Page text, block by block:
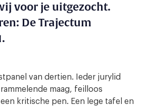
voor je uitgezocht.
De Trajectum
van dertien. Ieder jurylid
maag, feilloos
kritische pen. Een lege tafel en